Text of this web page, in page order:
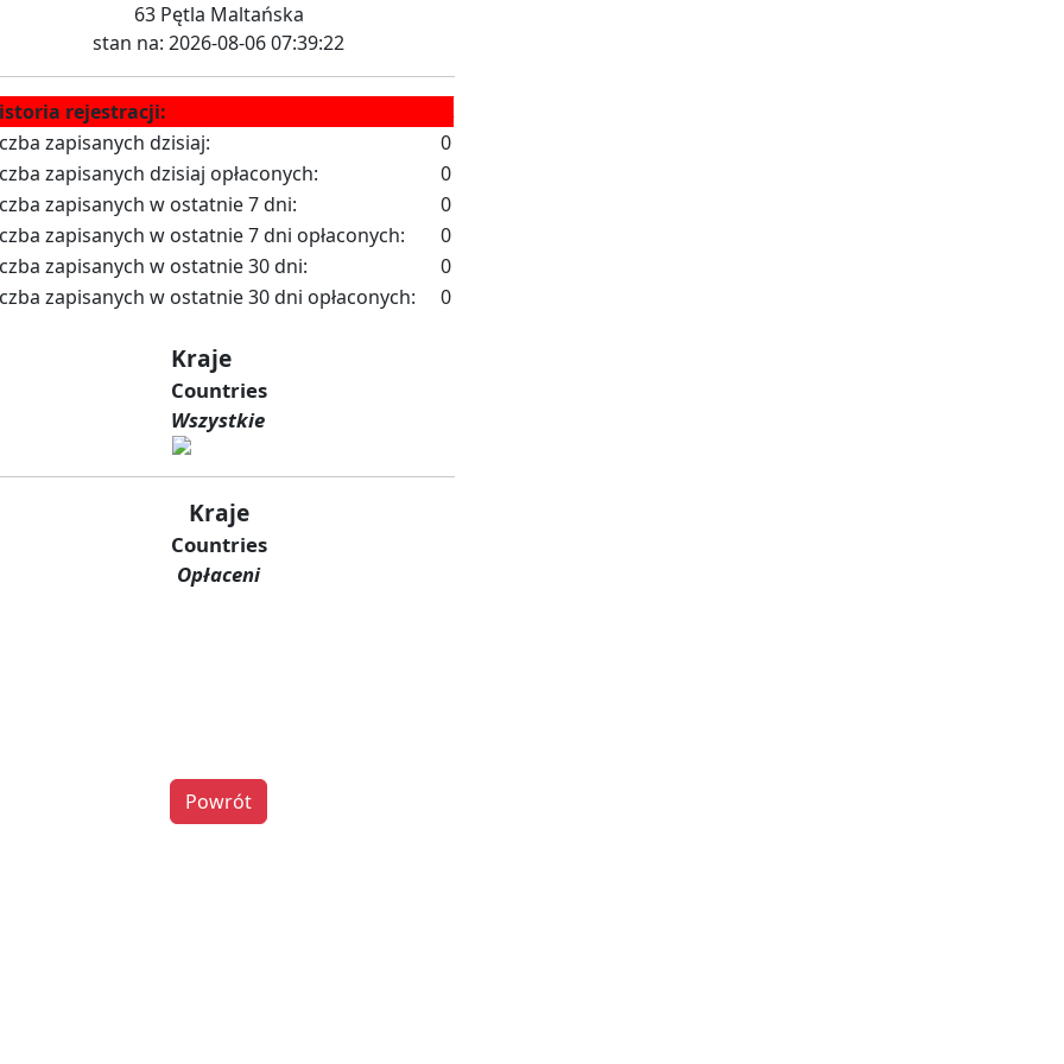
63 Pętla Maltańska
stan na: 2026-08-06 07:39:22
rejestracji:
zapisanych dzisiaj:
0
zapisanych dzisiaj opłaconych:
0
zapisanych w ostatnie 7 dni:
0
zapisanych w ostatnie 7 dni opłaconych:
0
zapisanych w ostatnie 30 dni:
0
zapisanych w ostatnie 30 dni opłaconych:
0
Kraje
Countries
Wszystkie
Kraje
Countries
Opłaceni